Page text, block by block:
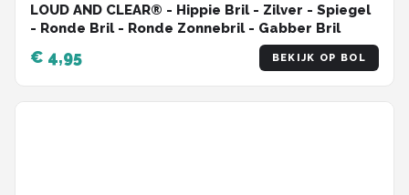
LOUD AND CLEAR® - Hippie Bril - Zilver - Spiegel
- Ronde Bril - Ronde Zonnebril - Gabber Bril
€ 4,95 BEKIJK OP BOL